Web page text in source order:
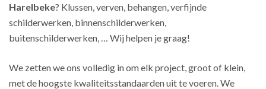
Harelbeke? Klussen, verven, behangen, verfijnde
schilderwerken, binnenschilderwerken,
buitenschilderwerken, … Wij helpen je graag!
We zetten we ons volledig in om elk project, groot of klein,
met de hoogste kwaliteitsstandaarden uit te voeren. We